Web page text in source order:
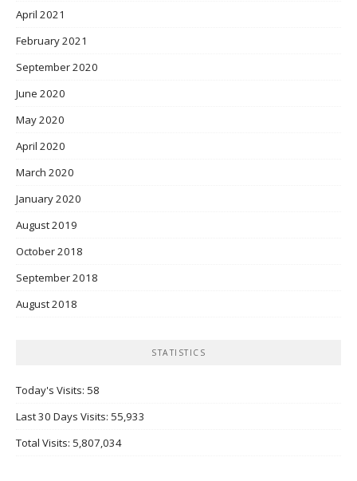
April 2021
February 2021
September 2020
June 2020
May 2020
April 2020
March 2020
January 2020
August 2019
October 2018
September 2018
August 2018
STATISTICS
Today's Visits: 58
Last 30 Days Visits: 55,933
Total Visits: 5,807,034